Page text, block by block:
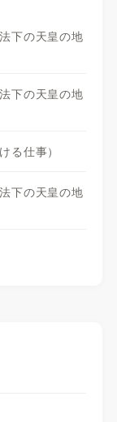
下の天皇の地
下の天皇の地
る仕事）
下の天皇の地